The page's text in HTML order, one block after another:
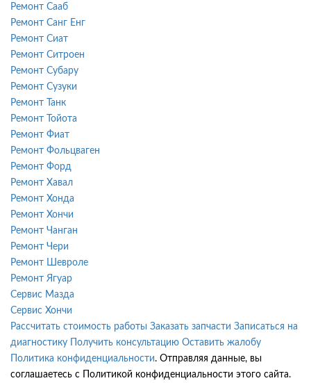
Ремонт Сааб
Ремонт Санг Енг
Ремонт Сиат
Ремонт Ситроен
Ремонт Субару
Ремонт Сузуки
Ремонт Танк
Ремонт Тойота
Ремонт Фиат
Ремонт Фольцваген
Ремонт Форд
Ремонт Хавал
Ремонт Хонда
Ремонт Хончи
Ремонт Чанган
Ремонт Чери
Ремонт Шевроле
Ремонт Ягуар
Сервис Мазда
Сервис Хончи
Рассчитать стоимость работы Заказать запчасти Записаться на
диагностику
Получить консультацию Оставить жалобу
Политика конфиденциальности. Отправляя данные, вы
соглашаетесь с Политикой конфиденциальности этого сайта.